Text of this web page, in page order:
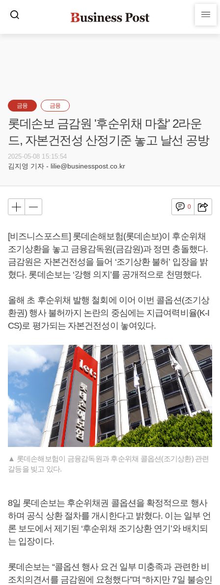
금융 금융
롯데손보 금감원 '후순위채 마찰' 2라운
드, 자본건전성 산정기준 놓고 날선 공방
2025-05-08 15:15:54
김지영 기자 - lilie@businesspost.co.kr
0
[비즈니스포스트] 롯데손해보험(롯데손보)이 후순위채
조기상환을 놓고 금융감독원(금감원)과 정면 충돌했다.
금감원은 자본건전성을 들어 ‘조기상환 불허’ 입장을 밝
혔다. 롯데손보는 ‘강행 의지’를 공개적으로 천명했다.
올해 초 후순위채 발행 철회에 이어 이번 콜옵션(조기상
환권) 행사 불허까지 논란의 중심에는 지급여력비율(K-I
CS)로 평가되는 자본건전성이 놓여있다.
▲ 롯데손해보험이 금융감독원과 후순위채 콜옵션(조기상환) 관련
갈등을 빚고 있다.
8일 롯데손보는 후순위채권 콜옵션을 확정적으로 행사
하며 공식 상환 절차를 개시한다고 밝혔다. 이는 일부 언
론 보도에서 제기된 ‘후순위채 조기상환 연기’와 배치되
는 입장이다.
롯데손보는 “콜옵션 행사 요건 일부 미충족과 관련한 비
조치의견서를 금감원에 요청했다”며 “하지만 7일 불승인